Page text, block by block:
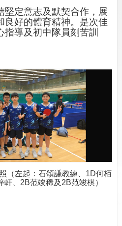
堅定意志及默契合作，展
良好的體育精神。是次佳
指導及初中隊員刻苦訓
（左起：石頌謙教練、 1D何栢
軒、 2B范竣稀及 2B范竣棋）